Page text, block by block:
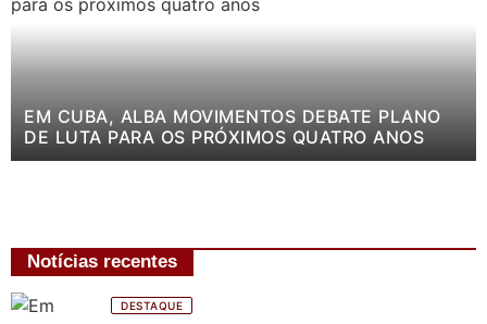
EM CUBA, ALBA MOVIMENTOS DEBATE PLANO
DE LUTA PARA OS PRÓXIMOS QUATRO ANOS
Notícias recentes
DESTAQUE